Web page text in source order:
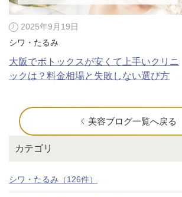
カテゴリ
シワ・たるみ（126件）
2025年9月19日
シワ・たるみ
大阪でボトックスが安くて上手いクリニ
ックは？料金相場と失敗しない選び方
美容ブログ一覧へ戻る